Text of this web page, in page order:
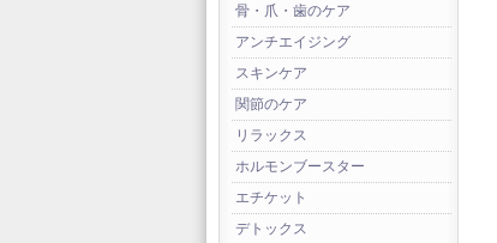
骨・爪・歯のケア
アンチエイジング
スキンケア
関節のケア
リラックス
ホルモンブースター
エチケット
デトックス